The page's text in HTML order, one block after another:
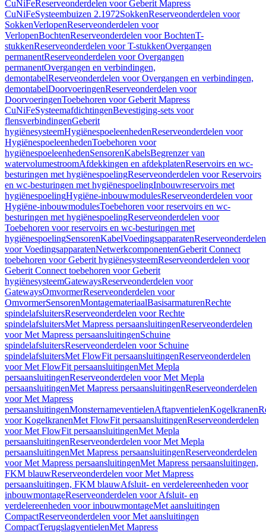
CuNiFeReserveonderdelen voor Geberit Mapress
CuNiFeSysteembuizen 2.1972SokkenReserveonderdelen voor
SokkenVerlopenReserveonderdelen voor
VerlopenBochtenReserveonderdelen voor BochtenT-
stukkenReserveonderdelen voor T-stukkenOvergangen
permanentReserveonderdelen voor Overgangen
permanentOvergangen en verbindingen,
demontabelReserveonderdelen voor Overgangen en verbindingen,
demontabelDoorvoeringenReserveonderdelen voor
DoorvoeringenToebehoren voor Geberit Mapress
CuNiFeSysteemafdichtingenBevestiging-sets voor
flensverbindingenGeberit
hygiënesysteemHygiënespoeleenhedenReserveonderdelen voor
HygiënespoeleenhedenToebehoren voor
hygiënespoeleenhedenSensorenKabelsBegrenzer van
watervolumestroomAfdekkingen en afdekplatenReservoirs en wc-
besturingen met hygiënespoelingReserveonderdelen voor Reservoirs
en wc-besturingen met hygiënespoelingInbouwreservoirs met
hygiënespoelingHygiëne-inbouwmodulesReserveonderdelen voor
Hygiëne-inbouwmodulesToebehoren voor reservoirs en wc-
besturingen met hygiënespoelingReserveonderdelen voor
Toebehoren voor reservoirs en wc-besturingen met
hygiënespoelingSensorenKabelVoedingsapparatenReserveonderdelen
voor VoedingsapparatenNetwerkcomponentenGeberit Connect
toebehoren voor Geberit hygiënesysteemReserveonderdelen voor
Geberit Connect toebehoren voor Geberit
hygiënesysteemGatewaysReserveonderdelen voor
GatewaysOmvormerReserveonderdelen voor
OmvormerSensorenMontagemateriaalBasisarmaturenRechte
spindelafsluitersReserveonderdelen voor Rechte
spindelafsluitersMet Mapress persaansluitingenReserveonderdelen
voor Met Mapress persaansluitingenSchuine
spindelafsluitersReserveonderdelen voor Schuine
spindelafsluitersMet FlowFit persaansluitingenReserveonderdelen
voor Met FlowFit persaansluitingenMet Mepla
persaansluitingenReserveonderdelen voor Met Mepla
persaansluitingenMet Mapress persaansluitingenReserveonderdelen
voor Met Mapress
persaansluitingenMonsternameventielenAftapventielenKogelkranen
voor KogelkranenMet FlowFit persaansluitingenReserveonderdelen
voor Met FlowFit persaansluitingenMet Mepla
persaansluitingenReserveonderdelen voor Met Mepla
persaansluitingenMet Mapress persaansluitingenReserveonderdelen
voor Met Mapress persaansluitingenMet Mapress persaansluitingen,
FKM blauwReserveonderdelen voor Met Mapress
persaansluitingen, FKM blauwAfsluit- en verdelereenheden voor
inbouwmontageReserveonderdelen voor Afsluit- en
verdelereenheden voor inbouwmontageMet aansluitingen
CompactReserveonderdelen voor Met aansluitingen
CompactTerugslagventielenMet Mapress